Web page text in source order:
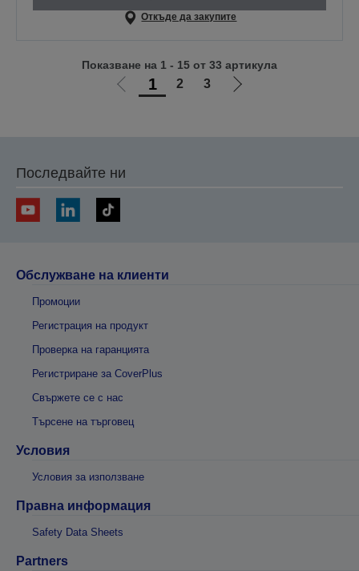
Откъде да закупите
Отиди
1 2 3
Отиди
Показване на 1 - 15 от 33 артикула
Последвайте ни
Обслужване на клиенти
Промоции
Регистрация на продукт
Проверка на гаранцията
Регистриране за CoverPlus
Свържете се с нас
Търсене на търговец
Условия
Условия за използване
Правна информация
Safety Data Sheets
Partners